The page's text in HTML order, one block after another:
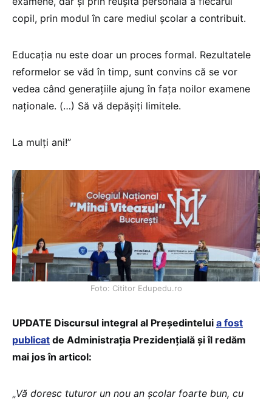
copil, prin modul în care mediul școlar a contribuit.
Educația nu este doar un proces formal. Rezultatele
reformelor se văd în timp, sunt convins că se vor
vedea când generațiile ajung în fața noilor examene
naționale. (…) Să vă depășiți limitele.
La mulți ani!”
Foto: Cititor Edupedu.ro
UPDATE Discursul integral al Președintelui a fost
publicat de Administrația Prezidențială și îl redăm
mai jos în articol:
„Vă doresc tuturor un nou an școlar foarte bun, cu